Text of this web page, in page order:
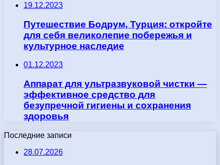
19.12.2023
Путешествие Бодрум, Турция: откройте
для себя великолепие побережья и
культурное наследие
01.12.2023
Аппарат для ультразвуковой чистки —
эффективное средство для
безупречной гигиены и сохранения
здоровья
Последние записи
28.07.2026